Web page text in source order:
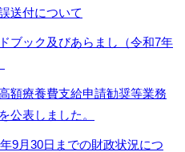
送付について
ブック及びあらまし（令和7年
額療養費支給申請勧奨等業務
公表しました。
9月30日までの財政状況につ